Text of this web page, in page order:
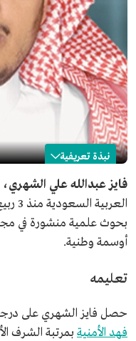
نبذة تعريفية
فايز عبدالله الشهري
الاسم
فايز
المنصب الحالي
عضو
دبلوم
فايز عبدالله علي الشهري،
بحوث علمية منشورة في
أوسمة وطنية.
تعليمه
حصل فايز الشهري على
فهد الأمنية بمرتبة الشرف